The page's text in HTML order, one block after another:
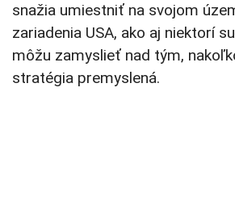
snažia umiestniť na svojom
zariadenia USA, ako aj niektorí
môžu zamyslieť nad tým,
stratégia premyslená.